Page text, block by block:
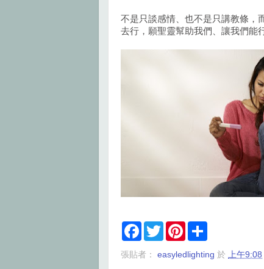
不是只談感情、也不是只講教條，
去行，願聖靈幫助我們、讓我們能
F
e
T
w
t
P
t
r
張貼者： easyledlighting 於 上午9:08